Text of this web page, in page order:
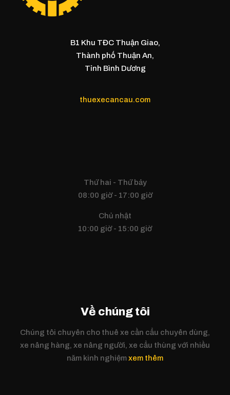
B1 Khu TĐC Thuận Giao,
Thành phố Thuận An,
Tỉnh Bình Dương
thuexecancau.com
Thứ hai - Thứ bảy
08:00 giờ - 17:00 giờ
Chủ nhật
10:00 giờ - 15:00 giờ
Về chúng tôi
Chúng tôi chuyên cho thuê xe cần cẩu chuyên dùng,
xe nâng hàng, xe nâng người, xe cẩu thùng với nhiều
năm kinh nghiệmxem thêm